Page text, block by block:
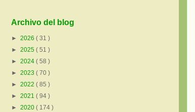
Archivo del blog
► 2026 ( 31 )
► 2025 ( 51 )
► 2024 ( 58 )
► 2023 ( 70 )
► 2022 ( 85 )
► 2021 ( 94 )
► 2020 ( 174 )